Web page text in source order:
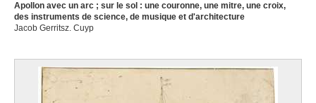
Apollon avec un arc ; sur le sol : une couronne, une mitre, une croix,
des instruments de science, de musique et d'architecture
Jacob Gerritsz. Cuyp